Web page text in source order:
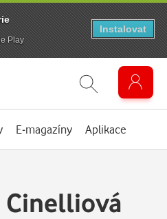
E-magazíny Aplikace
Cinelliová
Play
Instalovat